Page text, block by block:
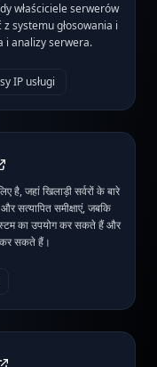
właściciele serwerów
systemu głosowania i
i analizy serwera.
IP usługi
है, जहां खिलाड़ी सर्वरों के बारे
सत्यापित समीक्षाएं, जबकि
का उपयोग कर सकते हैं और
कर सकते हैं।